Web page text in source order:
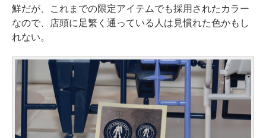
鮮だが、これまでの限定アイテムでも採用されたカラー
なので、店頭に足繁く通っている人は見慣れた色かもし
れない。